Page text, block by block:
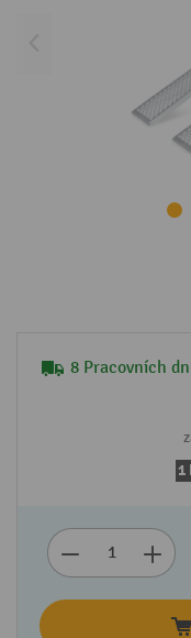
8 Pracovních
1